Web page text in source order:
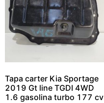
Tapa carter Kia Sportage
2019 Gt line TGDI 4WD
1.6 gasolina turbo 177 cv